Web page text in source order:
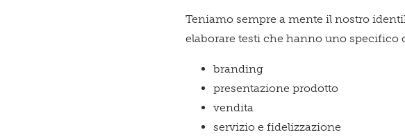
Teniamo sempre a mente il nostro
elaborare testi che hanno uno specifico
branding
presentazione prodotto
vendita
servizio e fidelizzazione